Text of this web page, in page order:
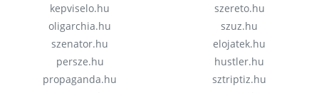
kepviselo.hu
oligarchia.hu
szenator.hu
persze.hu
propaganda.hu
szereto.hu
szuz.hu
elojatek.hu
hustler.hu
sztriptiz.hu